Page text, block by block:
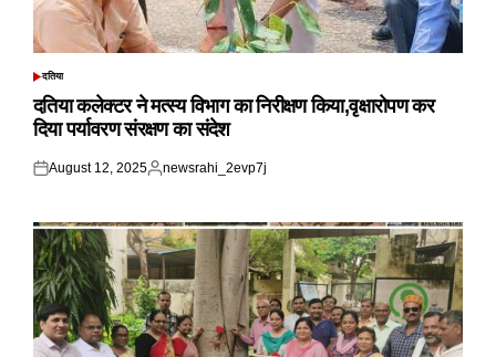
POSTED
दतिया
दतिया कलेक्टर ने मत्स्य विभाग का निरीक्षण किया,वृक्षारोपण कर
दिया पर्यावरण संरक्षण का संदेश
Posted
August 12, 2025
Posted
newsrahi_2evp7j